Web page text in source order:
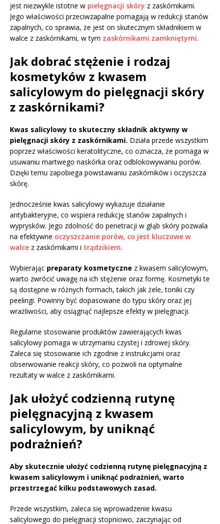
jest niezwykle istotne w pielęgnacji skóry z zaskórnikami.
Jego właściwości przeciwzapalne pomagają w redukcji stanów
zapalnych, co sprawia, że jest on skutecznym składnikiem w
walce z zaskórnikami, w tym zaskórnikami zamkniętymi.
Jak dobrać stężenie i rodzaj
kosmetyków z kwasem
salicylowym do pielęgnacji skóry
z zaskórnikami?
Kwas salicylowy to skuteczny składnik aktywny w
pielęgnacji skóry z zaskórnikami. Działa przede wszystkim
poprzez właściwości keratolityczne, co oznacza, że pomaga w
usuwaniu martwego naskórka oraz odblokowywaniu porów.
Dzięki temu zapobiega powstawaniu zaskórników i oczyszcza
skórę.
Jednocześnie kwas salicylowy wykazuje działanie
antybakteryjne, co wspiera redukcję stanów zapalnych i
wyprysków. Jego zdolność do penetracji w głąb skóry pozwala
na efektywne oczyszczanie porów, co jest kluczowe w
walce z zaskórnikami i trądzikiem.
Wybierając preparaty kosmetyczne z kwasem salicylowym,
warto zwrócić uwagę na ich stężenie oraz formę. Kosmetyki te
są dostępne w różnych formach, takich jak żele, toniki czy
peelingi. Powinny być dopasowane do typu skóry oraz jej
wrażliwości, aby osiągnąć najlepsze efekty w pielęgnacji.
Regularne stosowanie produktów zawierających kwas
salicylowy pomaga w utrzymaniu czystej i zdrowej skóry.
Zaleca się stosowanie ich zgodnie z instrukcjami oraz
obserwowanie reakcji skóry, co pozwoli na optymalne
rezultaty w walce z zaskórnikami.
Jak ułożyć codzienną rutynę
pielęgnacyjną z kwasem
salicylowym, by uniknąć
podrażnień?
Aby skutecznie ułożyć codzienną rutynę pielęgnacyjną z
kwasem salicylowym i uniknąć podrażnień, warto
przestrzegać kilku podstawowych zasad.
Przede wszystkim, zaleca się wprowadzenie kwasu
salicylowego do pielęgnacji stopniowo, zaczynając od